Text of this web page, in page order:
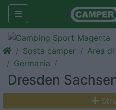
Sosta camper
Area
Germania
Dresden